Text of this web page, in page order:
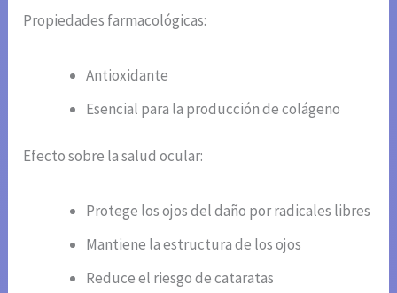
Propiedades farmacológicas:
Antioxidante
Esencial para la producción de colágeno
Efecto sobre la salud ocular:
Protege los ojos del daño por radicales libres
Mantiene la estructura de los ojos
Reduce el riesgo de cataratas